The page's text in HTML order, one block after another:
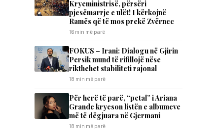
Kryeministrisë, përsëri
pjesëmarrje e ulët! I kërkojnë
Ramës që të mos prekë Zvërnec
16 min më parë
FOKUS – Irani: Dialogu në Gjirin
Persik mund të rifillojë nëse
rikthehet stabiliteti rajonal
18 min më parë
Për herë të parë, “petal” i Ariana
Grande kryeson listën e albumeve
më të dëgjuara në Gjermani
18 min më parë